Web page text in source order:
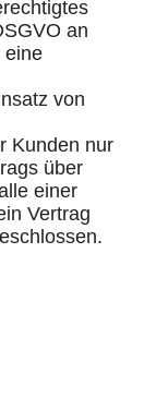
an
eine
von
Kunden nur
über
einer
Vertrag